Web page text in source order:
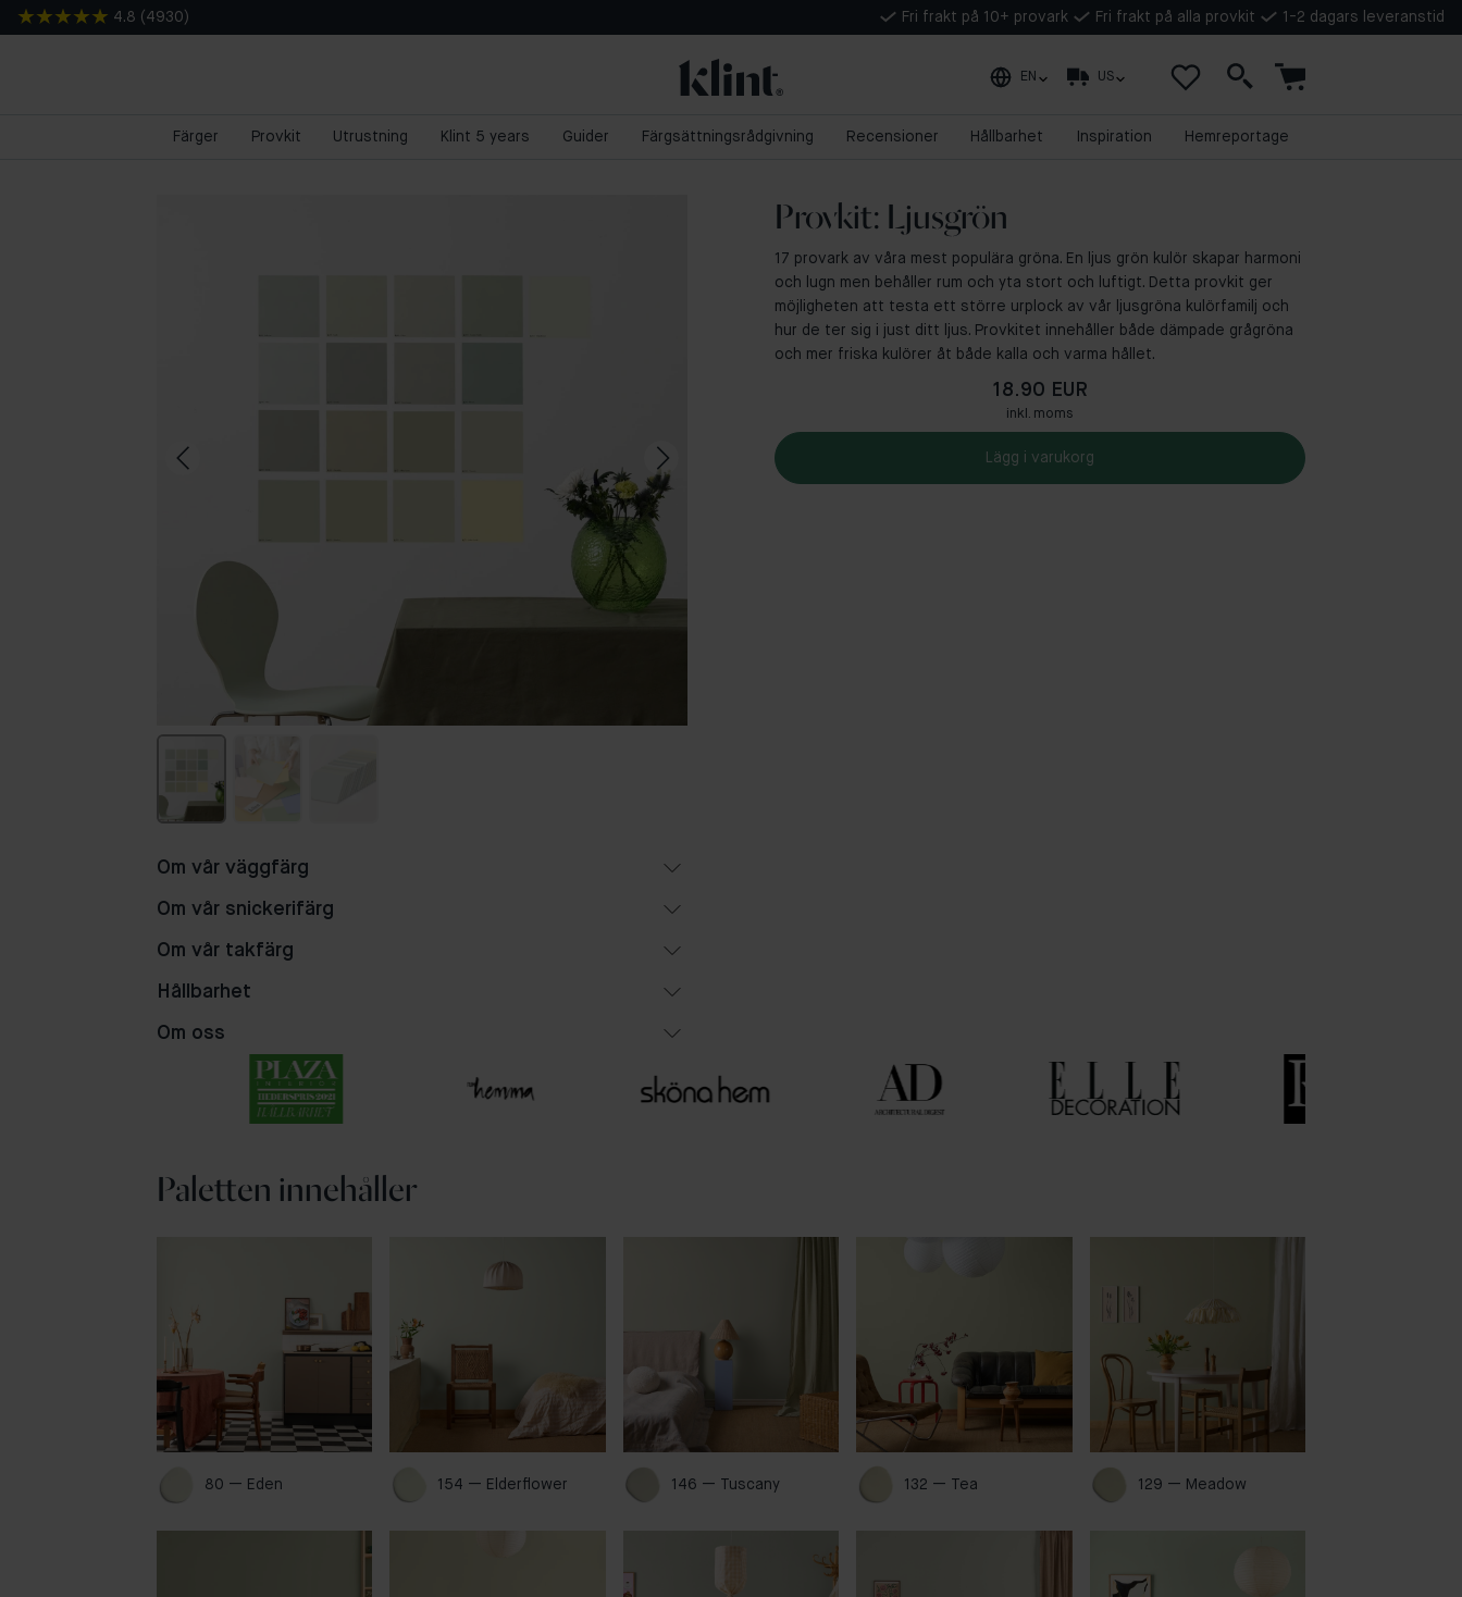
4.8 ( 4930 ) Fri frakt på 10+ provark Fri frakt på alla provkit 1-2 dagars leveranstid
EN US
Färger Provkit Utrustning Klint 5 years Guider Färgsättningsrådgivning Recensioner Hållbarhet Inspiration Hemreportage
Provkit: Ljusgrön
17 provark av våra mest populära gröna. En ljus grön kulör skapar harmoni
och lugn men behåller rum och yta stort och luftigt. Detta provkit ger
möjligheten att testa ett större urplock av vår ljusgröna kulörfamilj och
hur de ter sig i just ditt ljus. Provkitet innehåller både dämpade grågröna
och mer friska kulörer åt både kalla och varma hållet.
18.90 EUR
inkl. moms
Lägg i varukorg
Om vår väggfärg
Om vår snickerifärg
Om vår takfärg
Hållbarhet
Om oss
Paletten innehåller
80 — Eden 154 — Elderflower 146 — Tuscany 132 — Tea 129 — Meadow